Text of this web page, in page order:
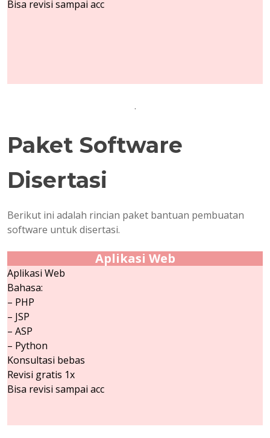
Bisa revisi sampai acc
.
Paket Software
Disertasi
Berikut ini adalah rincian paket bantuan pembuatan
software untuk disertasi.
Aplikasi Web
Aplikasi Web
Bahasa:
– PHP
– JSP
– ASP
– Python
Konsultasi bebas
Revisi gratis 1x
Bisa revisi sampai acc